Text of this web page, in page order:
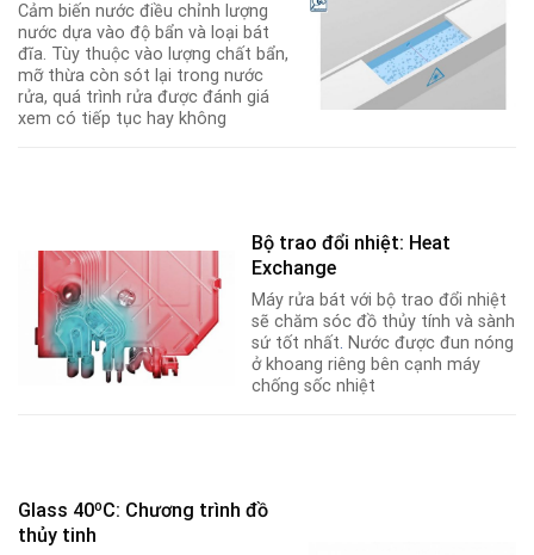
Cảm biến nước điều chỉnh lượng
nước dựa vào độ bẩn và loại bát
đĩa. Tùy thuộc vào lượng chất bẩn,
mỡ thừa còn sót lại trong nước
rửa, quá trình rửa được đánh giá
xem có tiếp tục hay không
Bộ trao đổi nhiệt: Heat
Exchange
Máy rửa bát với bộ trao đổi nhiệt
sẽ chăm sóc đồ thủy tính và sành
sứ tốt nhất. Nước được đun nóng
ở khoang riêng bên cạnh máy
chống sốc nhiệt
Glass 40ºC: Chương trình đồ
thủy tinh